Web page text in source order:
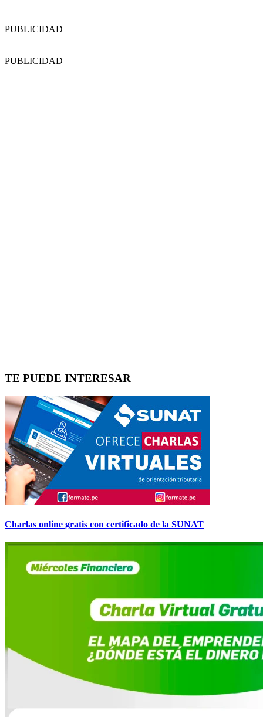
PUBLICIDAD
PUBLICIDAD
TE PUEDE INTERESAR
Charlas online gratis con certificado de la SUNAT